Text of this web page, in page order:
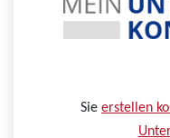
Sie erstellen